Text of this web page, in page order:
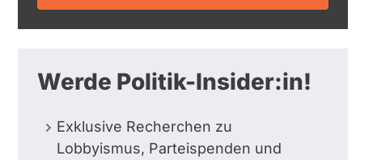
Werde Politik-Insider:in!
Exklusive Recherchen zu
Lobbyismus, Parteispenden und